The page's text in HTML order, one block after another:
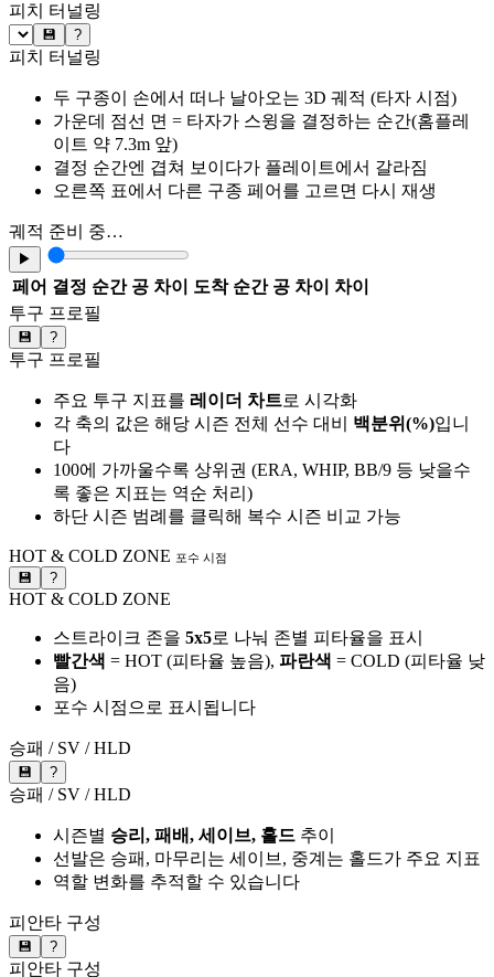
피치 터널링
💾 ?
피치 터널링
두 구종이 손에서 떠나 날아오는 3D 궤적 (타자 시점)
가운데 점선 면 = 타자가 스윙을 결정하는 순간(홈플레
이트 약 7.3m 앞)
결정 순간엔 겹쳐 보이다가 플레이트에서 갈라짐
오른쪽 표에서 다른 구종 페어를 고르면 다시 재생
궤적 준비 중…
▶
페어 결정 순간 공 차이 도착 순간 공 차이
차이
투구 프로필
💾 ?
투구 프로필
주요 투구 지표를 레이더 차트로 시각화
각 축의 값은 해당 시즌 전체 선수 대비 백분위(%)입니
다
100에 가까울수록 상위권 (ERA, WHIP, BB/9 등 낮을수
록 좋은 지표는 역순 처리)
하단 시즌 범례를 클릭해 복수 시즌 비교 가능
HOT & COLD ZONE 포수 시점
💾 ?
HOT & COLD ZONE
스트라이크 존을 5x5로 나눠 존별 피타율을 표시
빨간색 = HOT (피타율 높음), 파란색 = COLD (피타율 낮
음)
포수 시점으로 표시됩니다
승패 / SV / HLD
💾 ?
승패 / SV / HLD
시즌별 승리, 패배, 세이브, 홀드 추이
선발은 승패, 마무리는 세이브, 중계는 홀드가 주요 지표
역할 변화를 추적할 수 있습니다
피안타 구성
💾 ?
피안타 구성